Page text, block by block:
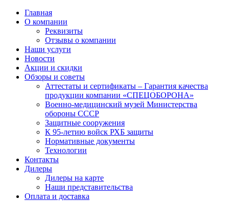
Главная
О компании
Реквизиты
Отзывы о компании
Наши услуги
Новости
Акции и скидки
Обзоры и советы
Аттестаты и сертификаты – Гарантия качества
продукции компании «СПЕЦОБОРОНА»
Военно-медицинский музей Министерства
обороны СССР
Защитные сооружения
К 95-летию войск РХБ защиты
Нормативные документы
Технологии
Контакты
Дилеры
Дилеры на карте
Наши представительства
Оплата и доставка